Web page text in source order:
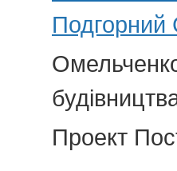
Подгорний
Проект